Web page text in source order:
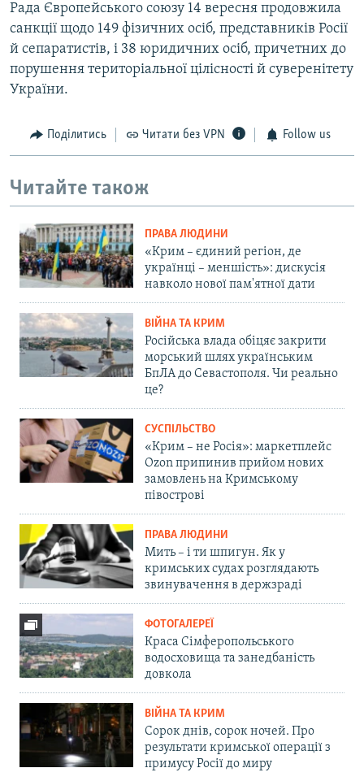
Рада Європейського союзу 14 вересня продовжила
санкції щодо 149 фізичних осіб, представників Росії
й сепаратистів, і 38 юридичних осіб, причетних до
порушення територіальної цілісності й суверенітету
України.
Поділитись Читати без VPN Follow us
Читайте також
ПРАВА ЛЮДИНИ
«Крим – єдиний регіон, де
українці – меншість»: дискусія
навколо нової пам'ятної дати
ВІЙНА ТА КРИМ
Російська влада обіцяє закрити
морський шлях українським
БпЛА до Севастополя. Чи реально
це?
СУСПІЛЬСТВО
«Крим – не Росія»: маркетплейс
Ozon припинив прийом нових
замовлень на Кримському
півострові
ПРАВА ЛЮДИНИ
Мить – і ти шпигун. Як у
кримських судах розглядають
звинувачення в держзраді
ФОТОГАЛЕРЕЇ
Краса Сімферопольського
водосховища та занедбаність
довкола
ВІЙНА ТА КРИМ
Сорок днів, сорок ночей. Про
результати кримської операції з
примусу Росії до миру